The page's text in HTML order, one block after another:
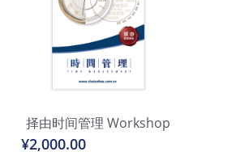
择由时间管理 Workshop
¥2,000.00